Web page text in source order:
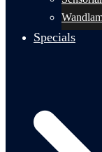
Specials